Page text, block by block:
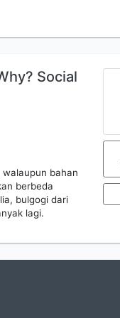
Social
bahan
berbeda
bulgogi dari
lagi.